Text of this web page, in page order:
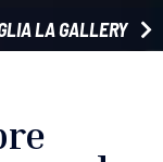
LA GALLERY